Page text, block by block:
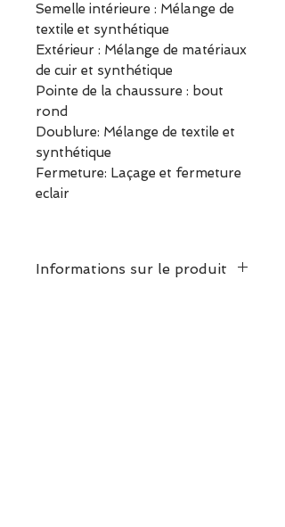
Semelle intérieure : Mélange de
textile et synthétique
Extérieur : Mélange de matériaux
de cuir et synthétique
Pointe de la chaussure : bout
rond
Doublure: Mélange de textile et
synthétique
Fermeture: Laçage et fermeture
eclair
Informations sur le produit